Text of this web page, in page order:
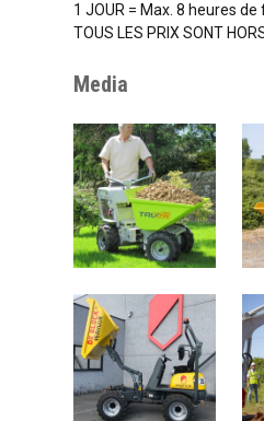
1 JOUR = Max. 8 heures
TOUS LES PRIX SONT
Media